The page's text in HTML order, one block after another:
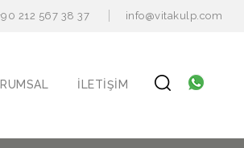
212 567 38 37 info@vitakulp.com
İLETIŞIM